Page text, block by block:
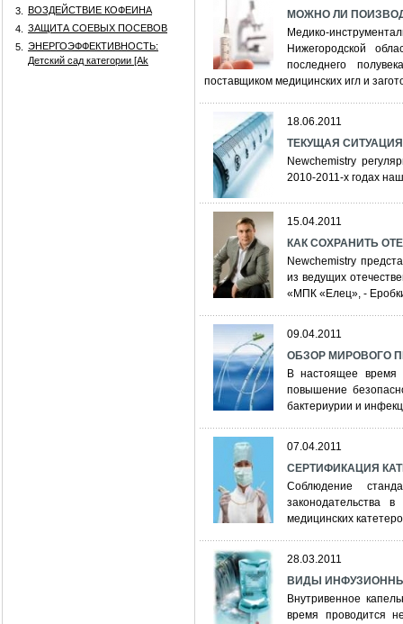
3.
ВОЗДЕЙСТВИЕ КОФЕИНА
4.
ЗАЩИТА СОЕВЫХ ПОСЕВОВ
5.
ЭНЕРГОЭФФЕКТИВНОСТЬ:
Детский сад категории [Аk
МОЖНО ЛИ
Медико-
Нижегородской
последнего
поставщиком медицинских игл и
18.06.2011
ТЕКУЩАЯ
Newchemistry
2010-2011-х годах
15.04.2011
КАК СОХРАНИТЬ
Newchemistry
из ведущих
«МПК «Елец», -
09.04.2011
ОБЗОР МИРОВОГО
В настоящее время
повышение
бактериурии и
07.04.2011
СЕРТИФИКАЦИЯ
Соблюдение
законодательства
медицинских
28.03.2011
ВИДЫ
Внутривенное
время проводится